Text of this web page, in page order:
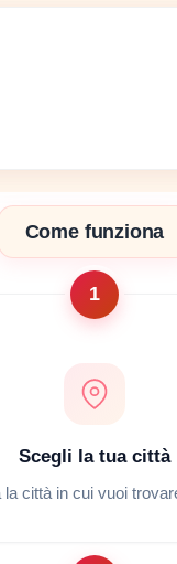
Come funziona
1
Scegli la tua città
la città in cui vuoi